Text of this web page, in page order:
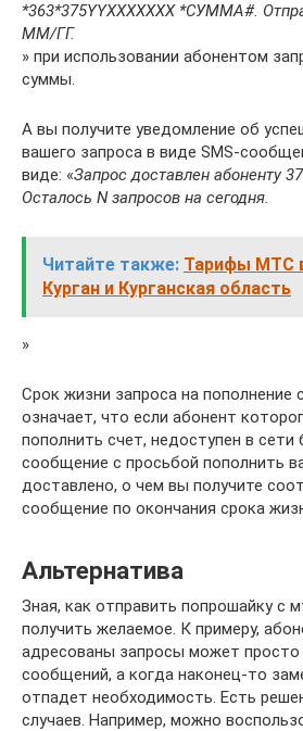
*363*375YYХХХХХХХ *СУММА#.
ММ/ГГ.
» при использовании абонентом
суммы.
А вы получите уведомление об
вашего запроса в виде SMS-
виде: «Запрос доставлен абоненту
Осталось N запросов на сегодня.
Читайте также: Тарифы МТС
Курган и Курганская область
»
Срок жизни запроса на пополнение
означает, что если абонент
пополнить счет, недоступен в сети
сообщение с просьбой пополнить
доставлено, о чем вы получите
сообщение по окончания срока
Альтернатива
Зная, как отправить попрошайку с
получить желаемое. К примеру,
адресованы запросы может просто
сообщений, а когда наконец-то
отпадет необходимость. Есть
случаев. Например, можно